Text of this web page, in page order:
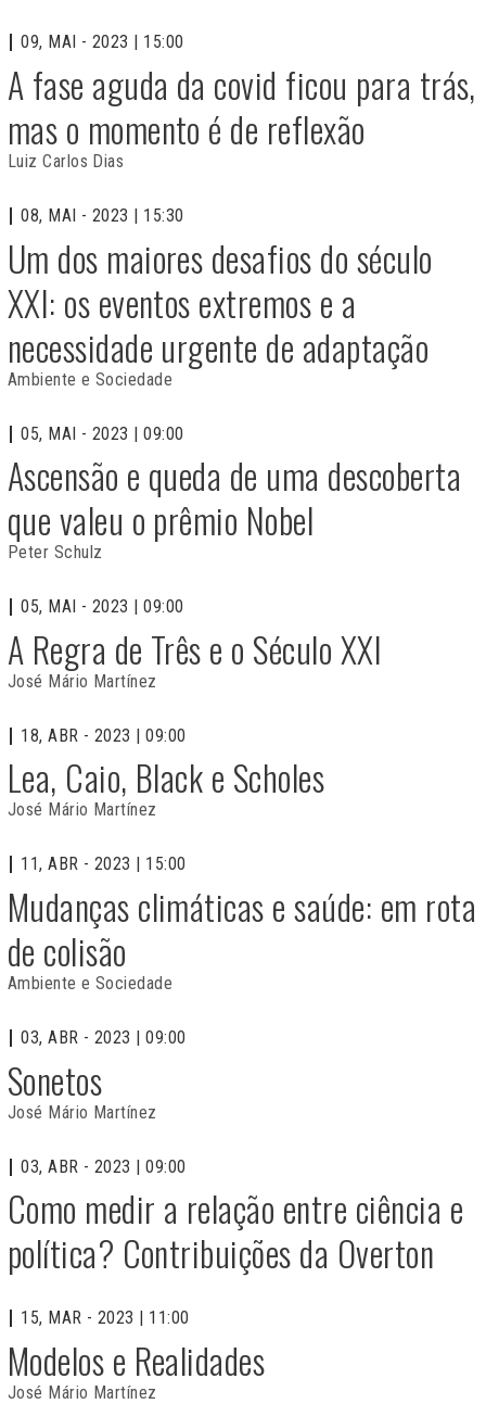
09, MAI - 2023 | 15:00
A fase aguda da covid ficou para trás,
mas o momento é de reflexão
Luiz Carlos Dias
08, MAI - 2023 | 15:30
Um dos maiores desafios do século
XXI: os eventos extremos e a
necessidade urgente de adaptação
Ambiente e Sociedade
05, MAI - 2023 | 09:00
Ascensão e queda de uma descoberta
que valeu o prêmio Nobel
Peter Schulz
05, MAI - 2023 | 09:00
A Regra de Três e o Século XXI
José Mário Martínez
18, ABR - 2023 | 09:00
Lea, Caio, Black e Scholes
José Mário Martínez
11, ABR - 2023 | 15:00
Mudanças climáticas e saúde: em rota
de colisão
Ambiente e Sociedade
03, ABR - 2023 | 09:00
Sonetos
José Mário Martínez
03, ABR - 2023 | 09:00
Como medir a relação entre ciência e
política? Contribuições da Overton
15, MAR - 2023 | 11:00
Modelos e Realidades
José Mário Martínez